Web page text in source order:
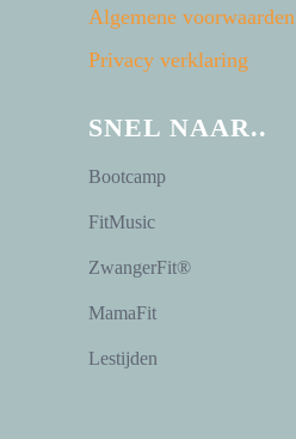
Algemene voorwaarden
Privacy verklaring
SNEL NAAR..
Bootcamp
FitMusic
ZwangerFit®
MamaFit
Lestijden